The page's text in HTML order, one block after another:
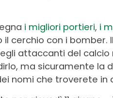
i migliori portieri, i
il cerchio con i bomber.
attaccanti del calcio
ma sicuramente la
nomi che troverete in